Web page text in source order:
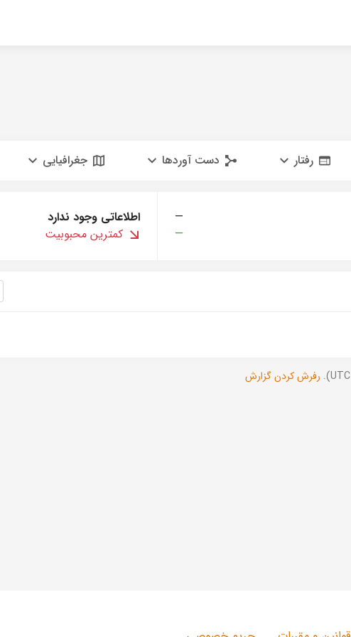
رفتار دست آوردها جغرافیایی
—
—
اطلاعاتی وجود ندارد
کمترین محبوبیت
رفرش کردن گزارش